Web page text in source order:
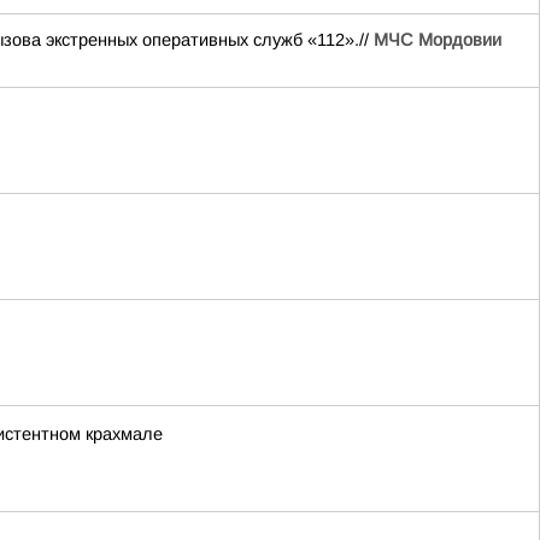
экстренных оперативных служб «112».// МЧС Мордовии
крахмале